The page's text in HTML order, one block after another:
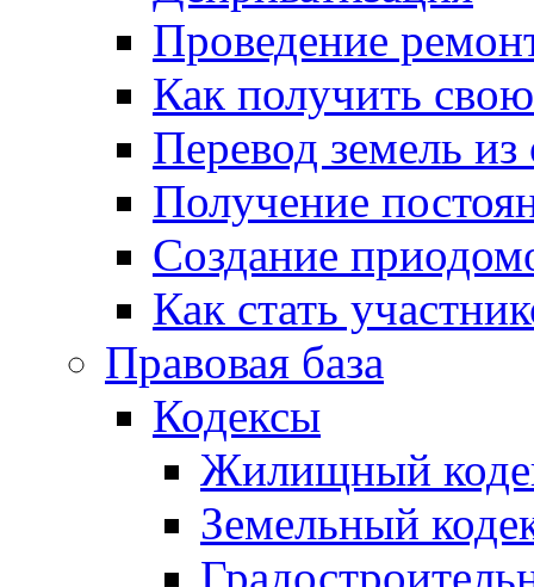
Проведение
Как получить
Перевод земель
Получение
Создание
Как стать
Правовая база
Кодексы
Жилищный
Земельный